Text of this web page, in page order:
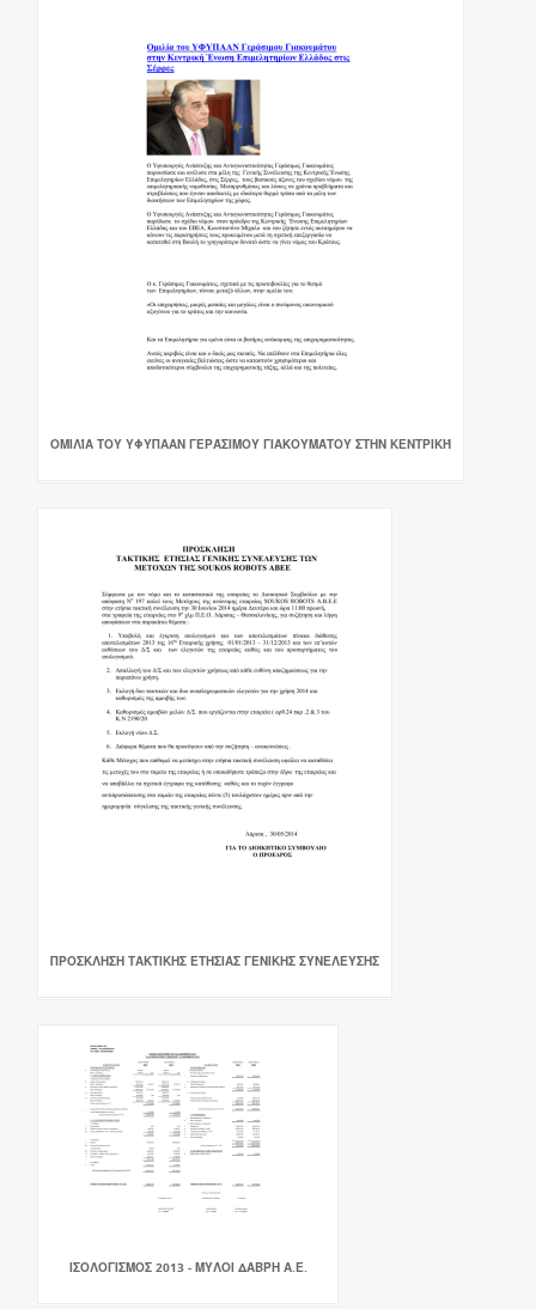
ΟΜΙΛΊΑ ΤΟΥ ΥΦΥΠΑΑΝ ΓΕΡΆΣΙΜΟΥ ΓΙΑΚΟΥΜΆΤΟΥ ΣΤΗΝ ΚΕΝΤΡΙΚΉ
ΠΡΟΣΚΛΗΣΗ ΤΑΚΤΙΚΗΣ ΕΤΗΣΙΑΣ ΓΕΝΙΚΗΣ ΣΥΝΕΛΕΥΣΗΣ
ΙΣΟΛΟΓΙΣΜΟΣ 2013 - ΜΥΛΟΙ ΔΑΒΡΗ Α.Ε.